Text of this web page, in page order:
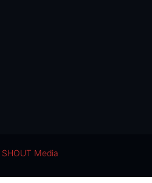
SHOUT Media